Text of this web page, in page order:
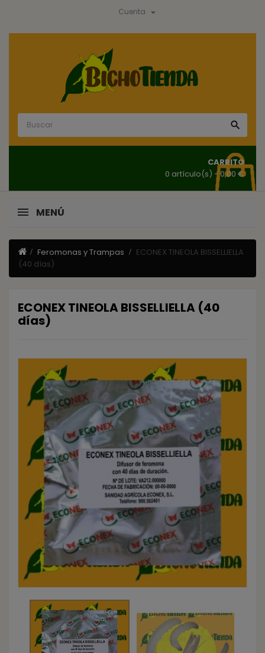
Cuenta 

CARRITO
0 artículo(s) - 0,00 €
MENÚ
Feromonas y Trampas
ECONEX TINEOLA BISSELLIELLA
(40 días)
ECONEX TINEOLA BISSELLIELLA (40
días)